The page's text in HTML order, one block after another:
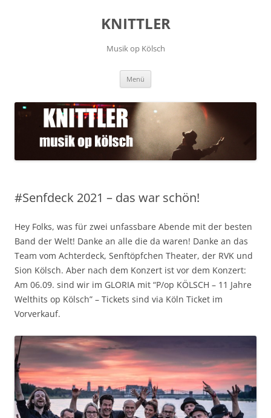
KNITTLER
Musik op Kölsch
Menü
#Senfdeck 2021 – das war schön!
Hey Folks, was für zwei unfassbare Abende mit der besten
Band der Welt! Danke an alle die da waren! Danke an das
Team vom Achterdeck, Senftöpfchen Theater, der RVK und
Sion Kölsch. Aber nach dem Konzert ist vor dem Konzert:
Am 06.09. sind wir im GLORIA mit “P/op KÖLSCH – 11 Jahre
Welthits op Kölsch” – Tickets sind via Köln Ticket im
Vorverkauf.